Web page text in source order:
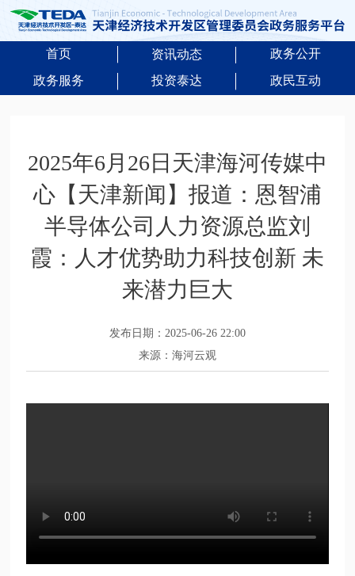
首页 资讯动态
政务公开
政务服务
投资泰达 政民互动
2025年6月26日天津海河传媒中
心【天津新闻】报道：恩智浦
半导体公司人力资源总监刘
霞：人才优势助力科技创新 未
来潜力巨大
发布日期：2025-06-26 22:00
来源：海河云观